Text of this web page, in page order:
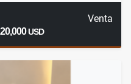
Venta
USD